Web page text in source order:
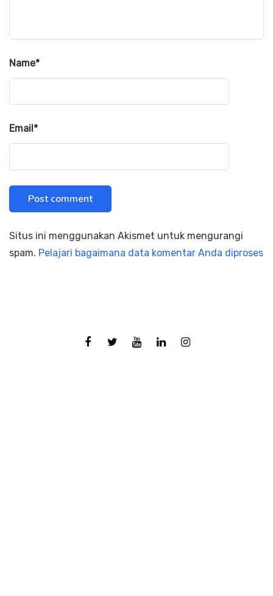
Name*
Email*
Situs ini menggunakan Akismet untuk mengurangi
spam. Pelajari bagaimana data komentar Anda diproses